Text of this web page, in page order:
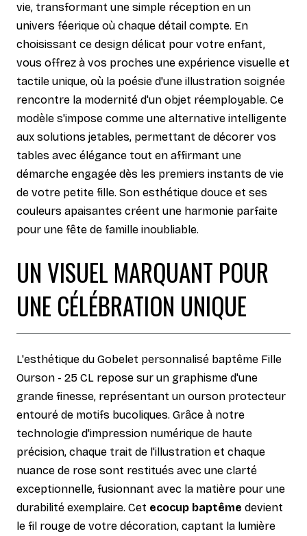
vie, transformant une simple réception en un
univers féerique où chaque détail compte. En
choisissant ce design délicat pour votre enfant,
vous offrez à vos proches une expérience visuelle et
tactile unique, où la poésie d'une illustration soignée
rencontre la modernité d'un objet réemployable. Ce
modèle s'impose comme une alternative intelligente
aux solutions jetables, permettant de décorer vos
tables avec élégance tout en affirmant une
démarche engagée dès les premiers instants de vie
de votre petite fille. Son esthétique douce et ses
couleurs apaisantes créent une harmonie parfaite
pour une fête de famille inoubliable.
UN VISUEL MARQUANT POUR
UNE CÉLÉBRATION UNIQUE
L'esthétique du Gobelet personnalisé baptême Fille
Ourson - 25 CL repose sur un graphisme d'une
grande finesse, représentant un ourson protecteur
entouré de motifs bucoliques. Grâce à notre
technologie d'impression numérique de haute
précision, chaque trait de l'illustration et chaque
nuance de rose sont restitués avec une clarté
exceptionnelle, fusionnant avec la matière pour une
durabilité exemplaire. Cet ecocup baptême devient
le fil rouge de votre décoration, captant la lumière